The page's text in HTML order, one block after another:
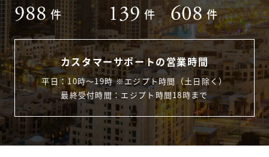
988 件 139 件 608 件
カスタマーサポートの営業時間
平日：10時〜19時 ※エジプト時間（土日除く）
最終受付時間：エジプト時間18時まで